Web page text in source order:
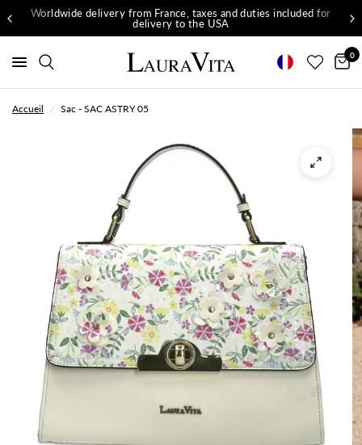
Worldwide delivery from France, taxes and duties included for
delivery to the USA
0
Accueil / Sac - SAC ASTRY 05